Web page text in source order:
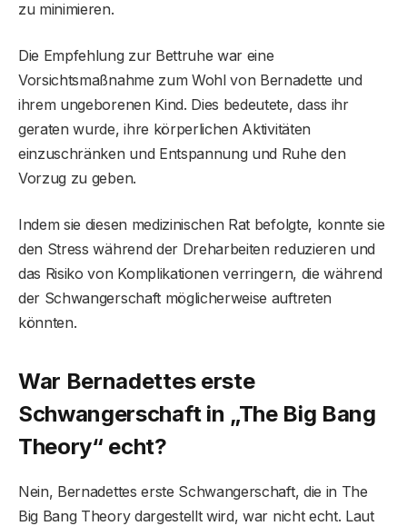
zu minimieren.
Die Empfehlung zur Bettruhe war eine
Vorsichtsmaßnahme zum Wohl von Bernadette und
ihrem ungeborenen Kind. Dies bedeutete, dass ihr
geraten wurde, ihre körperlichen Aktivitäten
einzuschränken und Entspannung und Ruhe den
Vorzug zu geben.
Indem sie diesen medizinischen Rat befolgte, konnte sie
den Stress während der Dreharbeiten reduzieren und
das Risiko von Komplikationen verringern, die während
der Schwangerschaft möglicherweise auftreten
könnten.
War Bernadettes erste
Schwangerschaft in „The Big Bang
Theory“ echt?
Nein, Bernadettes erste Schwangerschaft, die in The
Big Bang Theory dargestellt wird, war nicht echt. Laut